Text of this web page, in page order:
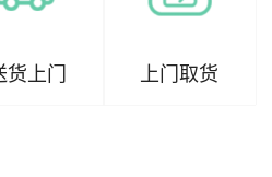
货上门 上门取货